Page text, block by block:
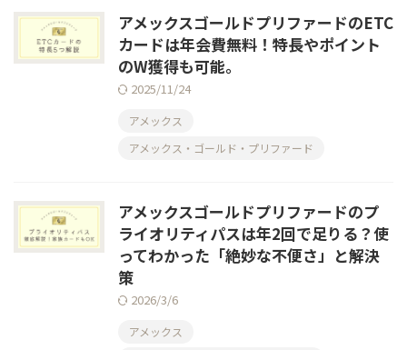
アメックスゴールドプリファードのETC
カードは年会費無料！特長やポイント
のW獲得も可能。
2025/11/24
アメックス
アメックス・ゴールド・プリファード
アメックスゴールドプリファードのプ
ライオリティパスは年2回で足りる？使
ってわかった「絶妙な不便さ」と解決
策
2026/3/6
アメックス